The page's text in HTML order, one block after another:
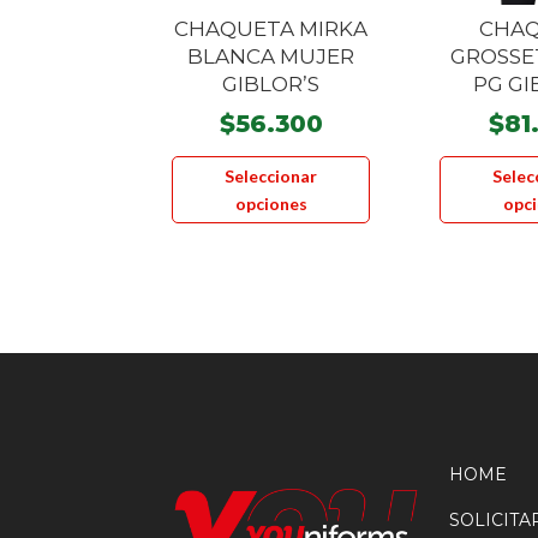
CHAQUETA MIRKA
BLANCA MUJER
GIBLOR’S
$56.300
Seleccionar
opciones
Este
tiene
página
PG
$
HOME